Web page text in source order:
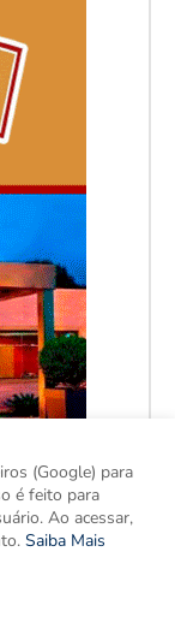
(Google) para
é feito para
Ao acessar,
Saiba Mais